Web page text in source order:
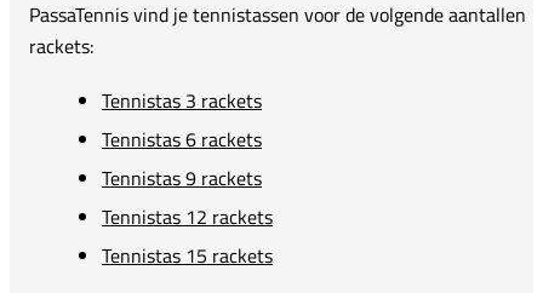
PassaTennis vind je tennistassen voor de volgende aantallen
rackets:
Tennistas 3 rackets
Tennistas 6 rackets
Tennistas 9 rackets
Tennistas 12 rackets
Tennistas 15 rackets